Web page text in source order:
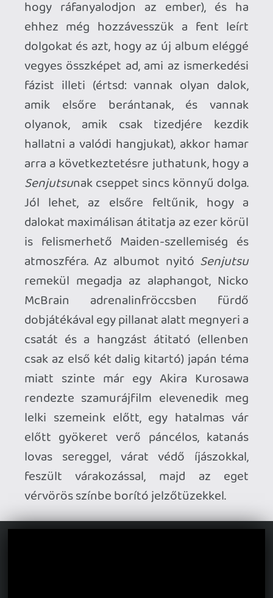
tempót képvisel, hogy az egyik legjobb
Maiden-szám lett belőle). AThe Writing
(az első kislemez, amit az
album megjelenésére már mindenki
agyonhallgatott) és aLost in a Lost
Worldtovább folytatja a tendenciát:
bennük van a Maiden színe-java, a
kötelező Fender gitárokkal, még ha
összességében az arányokat nem is
mindig sikerült eltalálni. Apropó arányok:
ról, hogy dupla
album, no de nem azért, mert sok dal
lenne rajta – tíz van, de azok többsége a
Maiden utóbbi néhány szerzeményéhez
híven baromi hosszú (majdnem másfél
órát tesz ki). Mondjuk ez se újdonság:A
Matter of Life and Deathóta jelen van
náluk ez a progresszió. Műfaji
kísérletezgetések helyett egyre
komplexebb, konkrét témavilágokra
épülő dalokat írnak, mely aThe Final
Frontiert is meghatározta, és ami aThe
Book of Souls
szal csúcsosodott ki igazán.
ASenjutsugyakorlatilag utóbbinak az
egyenes ágú folytatása, csak sokkal
karakteresebb annál – ugyanakkor
túlnyújtottabb is.